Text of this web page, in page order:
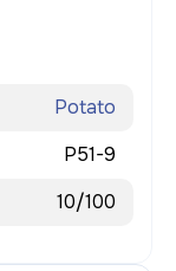
Potato
P51-9
10/100